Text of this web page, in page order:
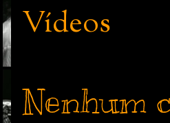
Vídeos
Nenhum